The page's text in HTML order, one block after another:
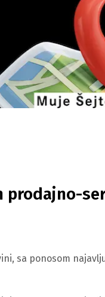
prodajno-
sa ponosom